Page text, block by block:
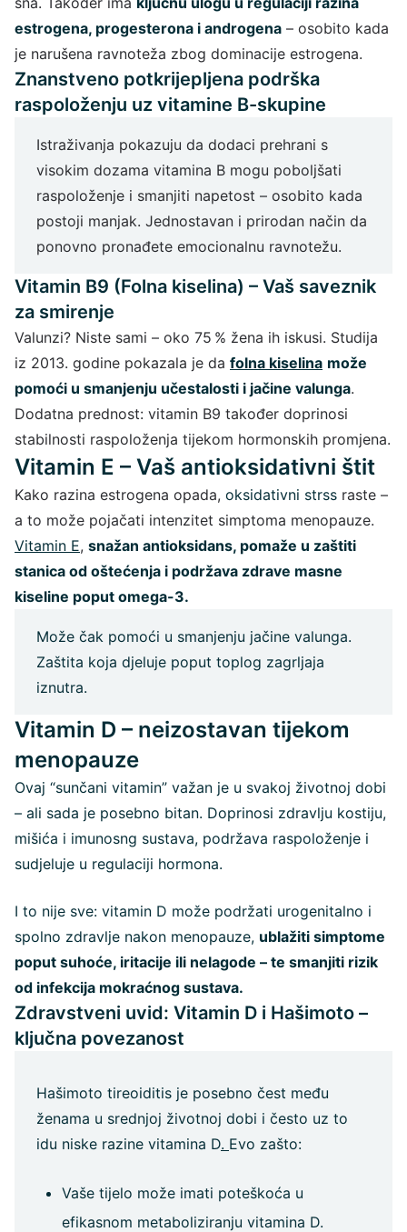
estrogena, progesterona i androgena – osobito kada
je narušena ravnoteža zbog dominacije estrogena.
Znanstveno potkrijepljena podrška
raspoloženju uz vitamine B-skupine
Istraživanja pokazuju da dodaci prehrani s
visokim dozama vitamina B mogu poboljšati
raspoloženje i smanjiti napetost – osobito kada
postoji manjak. Jednostavan i prirodan način da
ponovno pronađete emocionalnu ravnotežu.
Vitamin B9 (Folna kiselina) – Vaš saveznik
za smirenje
Valunzi? Niste sami – oko 75 % žena ih iskusi. Studija
iz 2013. godine pokazala je da folna kiselina može
pomoći u smanjenju učestalosti i jačine valunga.
Dodatna prednost: vitamin B9 također doprinosi
stabilnosti raspoloženja tijekom hormonskih promjena.
Vitamin E – Vaš antioksidativni štit
Kako razina estrogena opada, oksidativni strss raste –
a to može pojačati intenzitet simptoma menopauze.
Vitamin E, snažan antioksidans, pomaže u zaštiti
stanica od oštećenja i podržava zdrave masne
kiseline poput omega-3.
Može čak pomoći u smanjenju jačine valunga.
Zaštita koja djeluje poput toplog zagrljaja
iznutra.
Vitamin D – neizostavan tijekom
menopauze
Ovaj “sunčani vitamin” važan je u svakoj životnoj dobi
– ali sada je posebno bitan. Doprinosi zdravlju kostiju,
mišića i imunosng sustava, podržava raspoloženje i
sudjeluje u regulaciji hormona.
I to nije sve: vitamin D može podržati urogenitalno i
spolno zdravlje nakon menopauze, ublažiti simptome
poput suhoće, iritacije ili nelagode – te smanjiti rizik
od infekcija mokraćnog sustava.
Zdravstveni uvid: Vitamin D i Hašimoto –
ključna povezanost
Hašimoto tireoiditis je posebno čest među
ženama u srednjoj životnoj dobi i često uz to
idu niske razine vitamina D. Evo zašto:
Vaše tijelo može imati poteškoća u
efikasnom metaboliziranju vitamina D.